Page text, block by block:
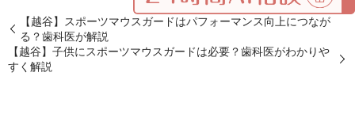
【越谷】スポーツマウスガードはパフォーマンス向上につなが
る？歯科医が解説
【越谷】子供にスポーツマウスガードは必要？歯科医がわかりや
すく解説